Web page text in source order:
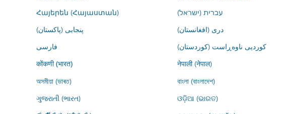
Հայերեն (Հայաստան)
עברית (ישראל)
پنجابی (پاکستان)
درى (افغانستان)
فارسى
کوردیی ناوەڕاست (کوردستان)
कोंकणी (भारत) नेपाली (नेपाल)
অসমীয়া (ভাৰত) বাংলা (বাংলাদেশ)
ગુજરાતી (ભારત)
ଓଡ଼ିଆ (ଭାରତ)